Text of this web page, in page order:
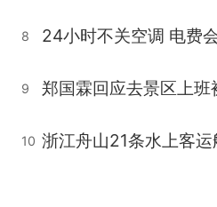
8 24小时不关空调 电费
9
10 浙江舟山21条水上客